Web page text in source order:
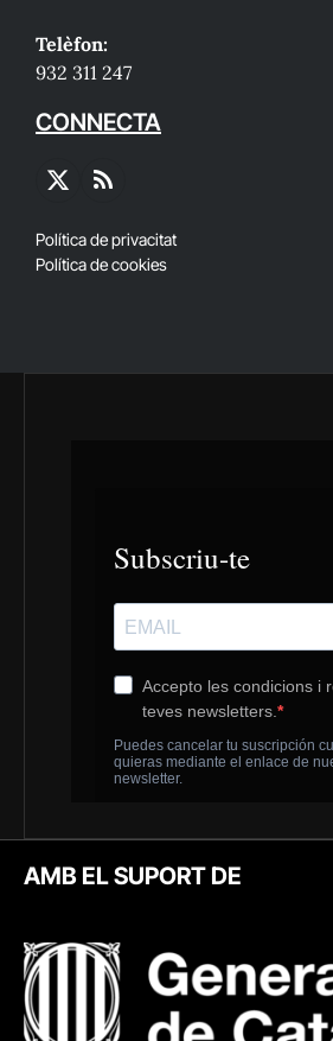
Telèfon:
932 311 247
CONNECTA
X
RSS
Política de privacitat
Política de cookies
AMB EL SUPORT DE